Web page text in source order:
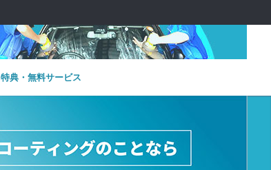
特典・無料サービス